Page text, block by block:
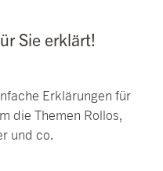
Sie erklärt!
Erklärungen für
die Themen Rollos,
und co.